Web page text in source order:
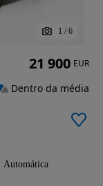
1 / 6
Automática
21 900 EUR
Dentro da média